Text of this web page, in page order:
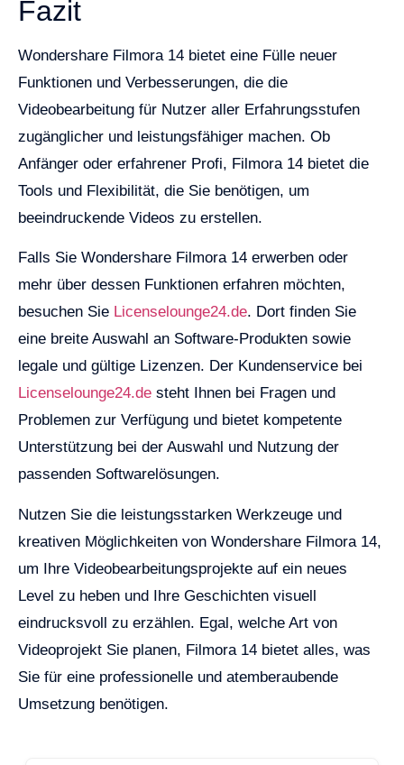
Fazit
Wondershare Filmora 14 bietet eine Fülle neuer
Funktionen und Verbesserungen, die die
Videobearbeitung für Nutzer aller Erfahrungsstufen
zugänglicher und leistungsfähiger machen. Ob
Anfänger oder erfahrener Profi, Filmora 14 bietet die
Tools und Flexibilität, die Sie benötigen, um
beeindruckende Videos zu erstellen.
Falls Sie Wondershare Filmora 14 erwerben oder
mehr über dessen Funktionen erfahren möchten,
besuchen Sie Licenselounge24.de. Dort finden Sie
eine breite Auswahl an Software-Produkten sowie
legale und gültige Lizenzen. Der Kundenservice bei
Licenselounge24.de steht Ihnen bei Fragen und
Problemen zur Verfügung und bietet kompetente
Unterstützung bei der Auswahl und Nutzung der
passenden Softwarelösungen.
Nutzen Sie die leistungsstarken Werkzeuge und
kreativen Möglichkeiten von Wondershare Filmora 14,
um Ihre Videobearbeitungsprojekte auf ein neues
Level zu heben und Ihre Geschichten visuell
eindrucksvoll zu erzählen. Egal, welche Art von
Videoprojekt Sie planen, Filmora 14 bietet alles, was
Sie für eine professionelle und atemberaubende
Umsetzung benötigen.